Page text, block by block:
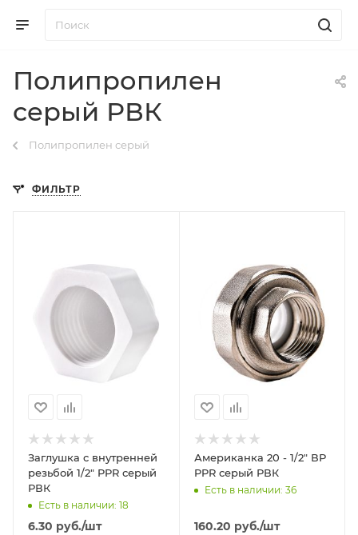
Полипропилен
серый РВК
Полипропилен серый
ФИЛЬТР
Заглушка с внутренней
резьбой 1/2" PPR серый
РВК
Есть в наличии: 18
6.30 руб./шт
Американка 20 - 1/2" ВР
PPR серый РВК
Есть в наличии: 36
160.20 руб./шт